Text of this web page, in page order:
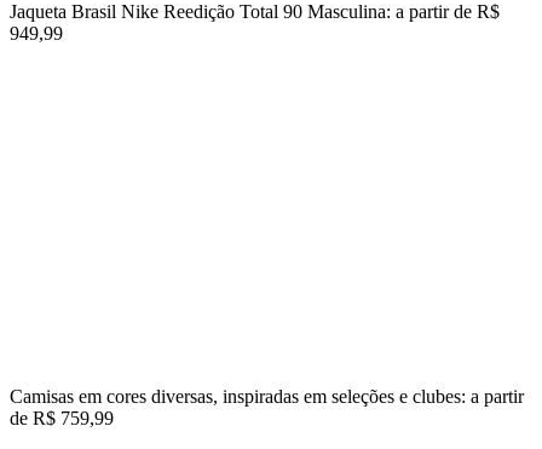
Jaqueta Brasil Nike Reedição Total 90 Masculina: a partir de R$
949,99
Camisas em cores diversas, inspiradas em seleções e clubes: a partir
de R$ 759,99